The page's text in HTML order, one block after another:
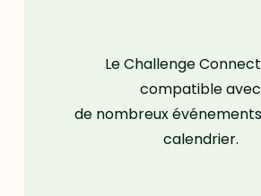
Le Challenge
compatible avec
de nombreux
calendrier.